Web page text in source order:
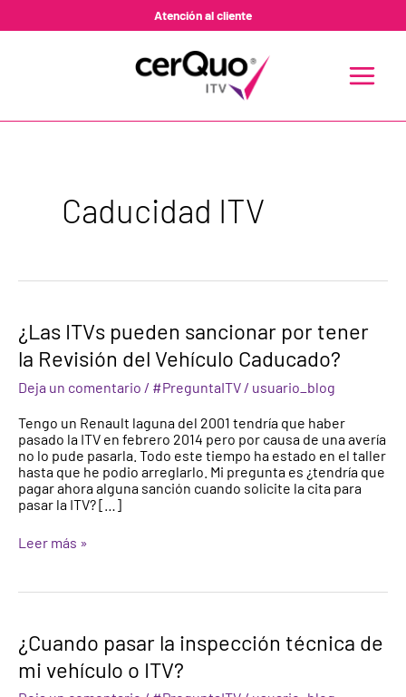
Atención al cliente
MENU
Caducidad ITV
¿Las ITVs pueden sancionar por tener
la Revisión del Vehículo Caducado?
Deja un comentario / #PreguntaITV / usuario_blog
Tengo un Renault laguna del 2001 tendría que haber
pasado la ITV en febrero 2014 pero por causa de una avería
no lo pude pasarla. Todo este tiempo ha estado en el taller
hasta que he podio arreglarlo. Mi pregunta es ¿tendría que
pagar ahora alguna sanción cuando solicite la cita para
pasar la ITV? […]
¿Las
ITVs
pueden
por
la
Revisión
del
Vehículo
Caducado?
Leer más »
¿Cuando pasar la inspección técnica de
mi vehículo o ITV?
¿Cuando
pasar
la